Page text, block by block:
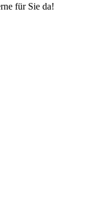
für Sie da!